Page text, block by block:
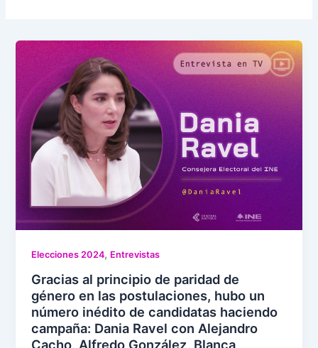
Elecciones 2024, Entrevistas
Gracias al principio de paridad de
género en las postulaciones, hubo un
número inédito de candidatas haciendo
campaña: Dania Ravel con Alejandro
Cacho, Alfredo González, Blanca